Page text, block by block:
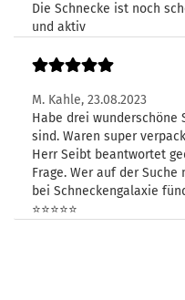
Die Schnecke ist noch
und aktiv
M. Kahle, 23.08.2023
Habe drei wunderschöne
sind. Waren super
Herr Seibt beantwortet
Frage. Wer auf der
bei Schneckengalaxie
⭐️⭐️⭐️⭐️⭐️